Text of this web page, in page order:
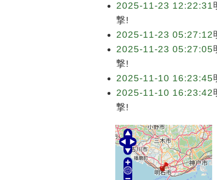
2025-11-23 12:22:31
撃!
2025-11-23 05:27:12
2025-11-23 05:27:05
撃!
2025-11-10 16:23:45
2025-11-10 16:23:42
撃!